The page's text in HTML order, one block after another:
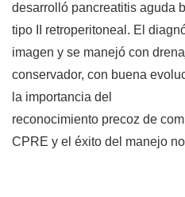
desarrolló pancreatitis aguda
tipo II retroperitoneal. El
imagen y se manejó con
conservador, con buena
la importancia del
reconocimiento precoz de
CPRE y el éxito del manejo